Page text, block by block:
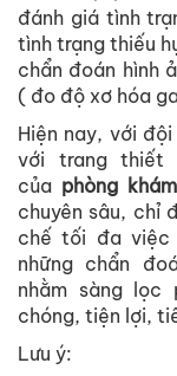
đánh giá tình
tình trạng thiếu
chẩn đoán hình
( đo độ xơ hóa
Hiện nay, với
với trang thiết
của phòng
chuyên sâu, chỉ
chế tối đa việc
những chẩn
nhằm sàng lọc
chóng, tiện lợi,
Lưu ý: